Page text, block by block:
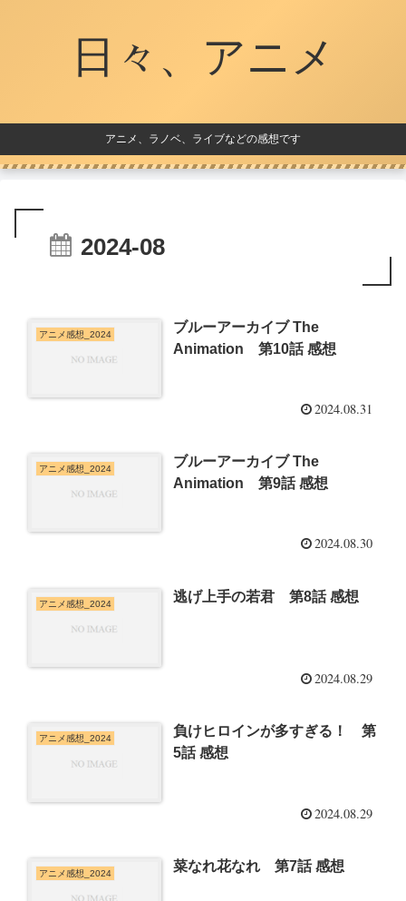
日々、アニメ
アニメ、ラノベ、ライブなどの感想です
2024-08
アニメ感想_2024
ブルーアーカイブ The
Animation 第10話 感想
2024.08.31
アニメ感想_2024
ブルーアーカイブ The
Animation 第9話 感想
2024.08.30
アニメ感想_2024 逃げ上手の若君 第8話 感想
2024.08.29
アニメ感想_2024
負けヒロインが多すぎる！ 第
5話 感想
2024.08.29
アニメ感想_2024 菜なれ花なれ 第7話 感想